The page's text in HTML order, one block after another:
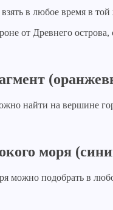
в любое время в
от Древнего
найти на вершине
моря
можно подобрать в